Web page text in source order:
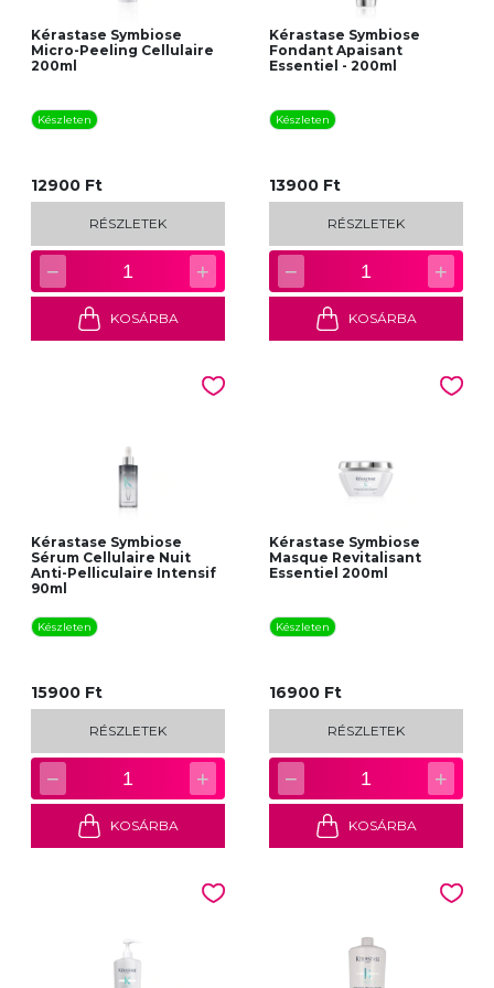
Kérastase Symbiose
Micro-Peeling Cellulaire
200ml
Készleten
12900 Ft
RÉSZLETEK
− 1 +
KOSÁRBA
Kérastase Symbiose
Fondant Apaisant
Essentiel - 200ml
Készleten
13900 Ft
RÉSZLETEK
− 1 +
KOSÁRBA
Kérastase Symbiose
Sérum Cellulaire Nuit
Anti-Pelliculaire Intensif
90ml
Készleten
15900 Ft
RÉSZLETEK
− 1 +
KOSÁRBA
Kérastase Symbiose
Masque Revitalisant
Essentiel 200ml
Készleten
16900 Ft
RÉSZLETEK
− 1 +
KOSÁRBA